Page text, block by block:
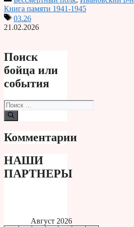
Print
Книга памяти 1941-1945
03.26
21.02.2026
Поиск
бойца или
события
Поиск:
Комментарии
НАШИ
ПАРТНЕРЫ
Август 2026